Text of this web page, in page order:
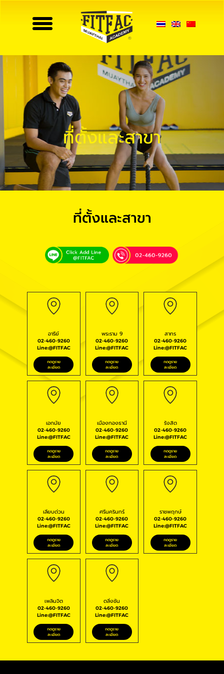
Toggle
navigation
ที่ตั้งและสาขา
ที่ตั้งและสาขา
อารีย์
02-460-9260
Line:@FITFAC
กดดูราย
ละเอียด
พระราม 9
02-460-9260
Line:@FITFAC
กดดูราย
ละเอียด
สาทร
02-460-9260
Line:@FITFAC
กดดูราย
ละเอียด
เอกมัย
02-460-9260
Line:@FITFAC
กดดูราย
ละเอียด
เมืองทองธานี
02-460-9260
Line:@FITFAC
กดดูราย
ละเอียด
รังสิต
02-460-9260
Line:@FITFAC
กดดูราย
ละเอียด
เลียบด่วน
02-460-9260
Line:@FITFAC
กดดูราย
ละเอียด
ศรีนครินทร์
02-460-9260
Line:@FITFAC
กดดูราย
ละเอียด
ราชพฤกษ์
02-460-9260
Line:@FITFAC
กดดูราย
ละเอียด
เพลินจิต
02-460-9260
Line:@FITFAC
กดดูราย
ละเอียด
ตลิ่งชัน
02-460-9260
Line:@FITFAC
กดดูราย
ละเอียด